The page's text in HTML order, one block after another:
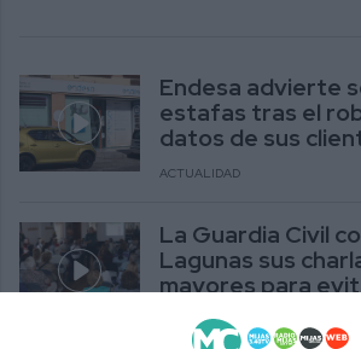
Endesa advierte
estafas tras el
datos de sus
ACTUALIDAD
La Guardia Civil
Lagunas sus
mayores para
ACTUALIDAD